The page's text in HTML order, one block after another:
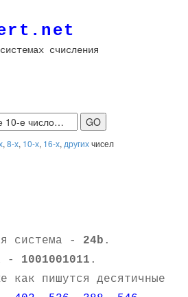
счисления
, 8-х, 10-х, 16-х, другихчисел
система - 24b .
- 1001001011 .
как пишутся десятичные